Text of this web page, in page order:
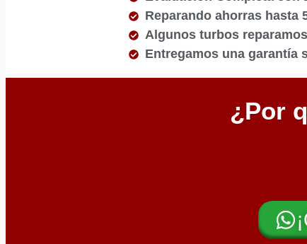
Reparando ahorras hasta
Algunos turbos
Entregamos una garantía
¿Por